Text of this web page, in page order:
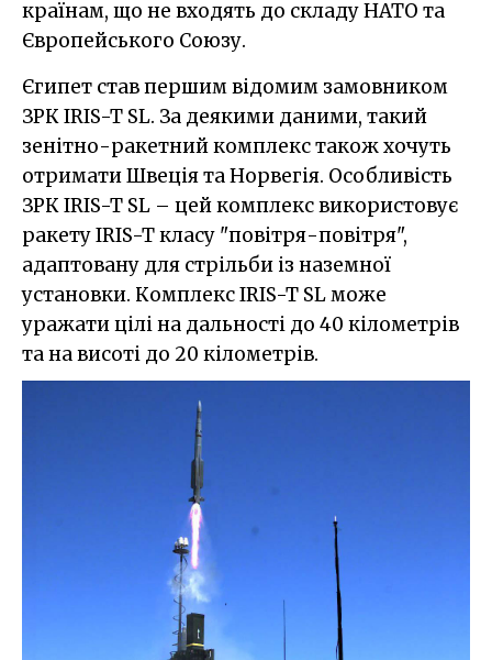
країнам, що не входять до складу НАТО та
Європейського Союзу.
Єгипет став першим відомим замовником
ЗРК IRIS-T SL. За деякими даними, такий
зенітно-ракетний комплекс також хочуть
отримати Швеція та Норвегія. Особливість
ЗРК IRIS-T SL – цей комплекс використовує
ракету IRIS-T класу "повітря-повітря",
адаптовану для стрільби із наземної
установки. Комплекс IRIS-T SL може
уражати цілі на дальності до 40 кілометрів
та на висоті до 20 кілометрів.